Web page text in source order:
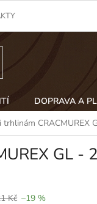
DOPRAVA A
CRACMUREX
GL -
Kč –19 %